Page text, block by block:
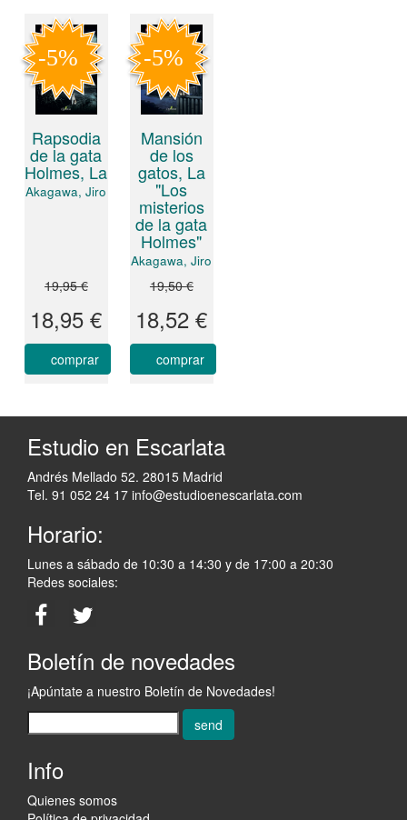
Rapsodia
de la gata
Holmes, La
Akagawa, Jiro
19,95 €
18,95 €
comprar
Mansión
de los
gatos, La
"Los
misterios
de la gata
Holmes"
Akagawa, Jiro
19,50 €
18,52 €
comprar
Estudio en Escarlata
Andrés Mellado 52. 28015 Madrid
Tel. 91 052 24 17 info@estudioenescarlata.com
Horario:
Lunes a sábado de 10:30 a 14:30 y de 17:00 a 20:30
Redes sociales:
Boletín de novedades
¡Apúntate a nuestro Boletín de Novedades!
send
Info
Quienes somos